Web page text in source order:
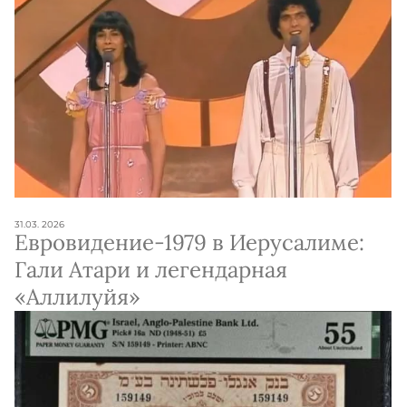
31.03. 2026
Евровидение-1979 в Иерусалиме:
Гали Атари и легендарная
«Аллилуйя»